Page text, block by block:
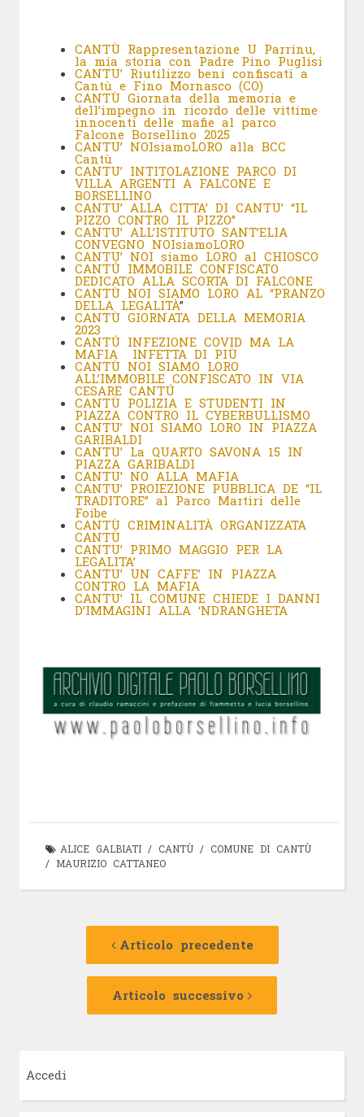
CANTÙ Rappresentazione U Parrinu,
la mia storia con Padre Pino Puglisi
CANTU’ Riutilizzo beni confiscati a
Cantù e Fino Mornasco (CO) ​
CANTÙ Giornata della memoria e
dell’impegno in ricordo delle vittime
innocenti delle mafie al parco
Falcone Borsellino 2025
CANTU’ NOIsiamoLORO alla BCC
Cantù
CANTU’ INTITOLAZIONE PARCO DI
VILLA ARGENTI A FALCONE E
BORSELLINO
CANTU’ ALLA CITTA’ DI CANTU’ “IL
PIZZO CONTRO IL PIZZO”
CANTU’ ALL’ISTITUTO SANT’ELIA
CONVEGNO NOIsiamoLORO
CANTU’ NOI siamo LORO al CHIOSCO
CANTÚ IMMOBILE CONFISCATO
DEDICATO ALLA SCORTA DI FALCONE
CANTÙ NOI SIAMO LORO AL “PRANZO
DELLA LEGALITÀ”
CANTÙ GIORNATA DELLA MEMORIA
2023
CANTÚ INFEZIONE COVID MA LA
MAFIA INFETTA DI PIÙ
CANTÙ NOI SIAMO LORO
ALL’IMMOBILE CONFISCATO IN VIA
CESARE CANTÚ
CANTÙ POLIZIA E STUDENTI IN
PIAZZA CONTRO IL CYBERBULLISMO
CANTU’ NOI SIAMO LORO IN PIAZZA
GARIBALDI
CANTU’ La QUARTO SAVONA 15 IN
PIAZZA GARIBALDI
CANTU’ NO ALLA MAFIA
CANTU’ PROIEZIONE PUBBLICA DE “IL
TRADITORE” al Parco Martiri delle
Foibe
CANTÙ CRIMINALITÀ ORGANIZZATA
CANTÙ
CANTU’ PRIMO MAGGIO PER LA
LEGALITA’
CANTU’ UN CAFFE’ IN PIAZZA
CONTRO LA MAFIA
CANTU’ IL COMUNE CHIEDE I DANNI
D’IMMAGINI ALLA ‘NDRANGHETA
ALICE GALBIATI/ CANTÙ/ COMUNE DI CANTÙ
/ MAURIZIO CATTANEO
Navigazione
Articolo precedente
Articolo
Articolo successivo
Articolo
Accedi